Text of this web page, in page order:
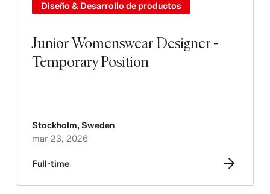
Junior Womenswear Designer -
Temporary Position
Diseño & Desarrollo de productos
Stockholm, Sweden
mar 23, 2026
Full-time